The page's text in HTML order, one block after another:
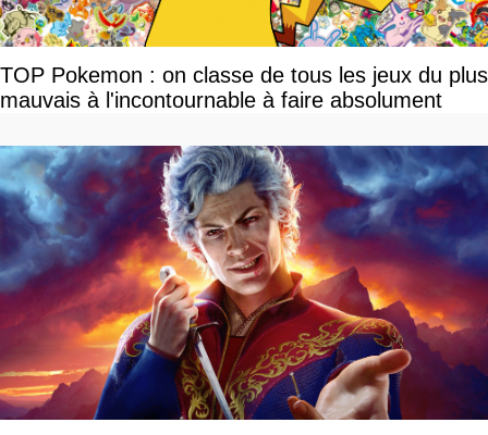
TOP Pokemon : on classe de tous les jeux du plus
mauvais à l'incontournable à faire absolument